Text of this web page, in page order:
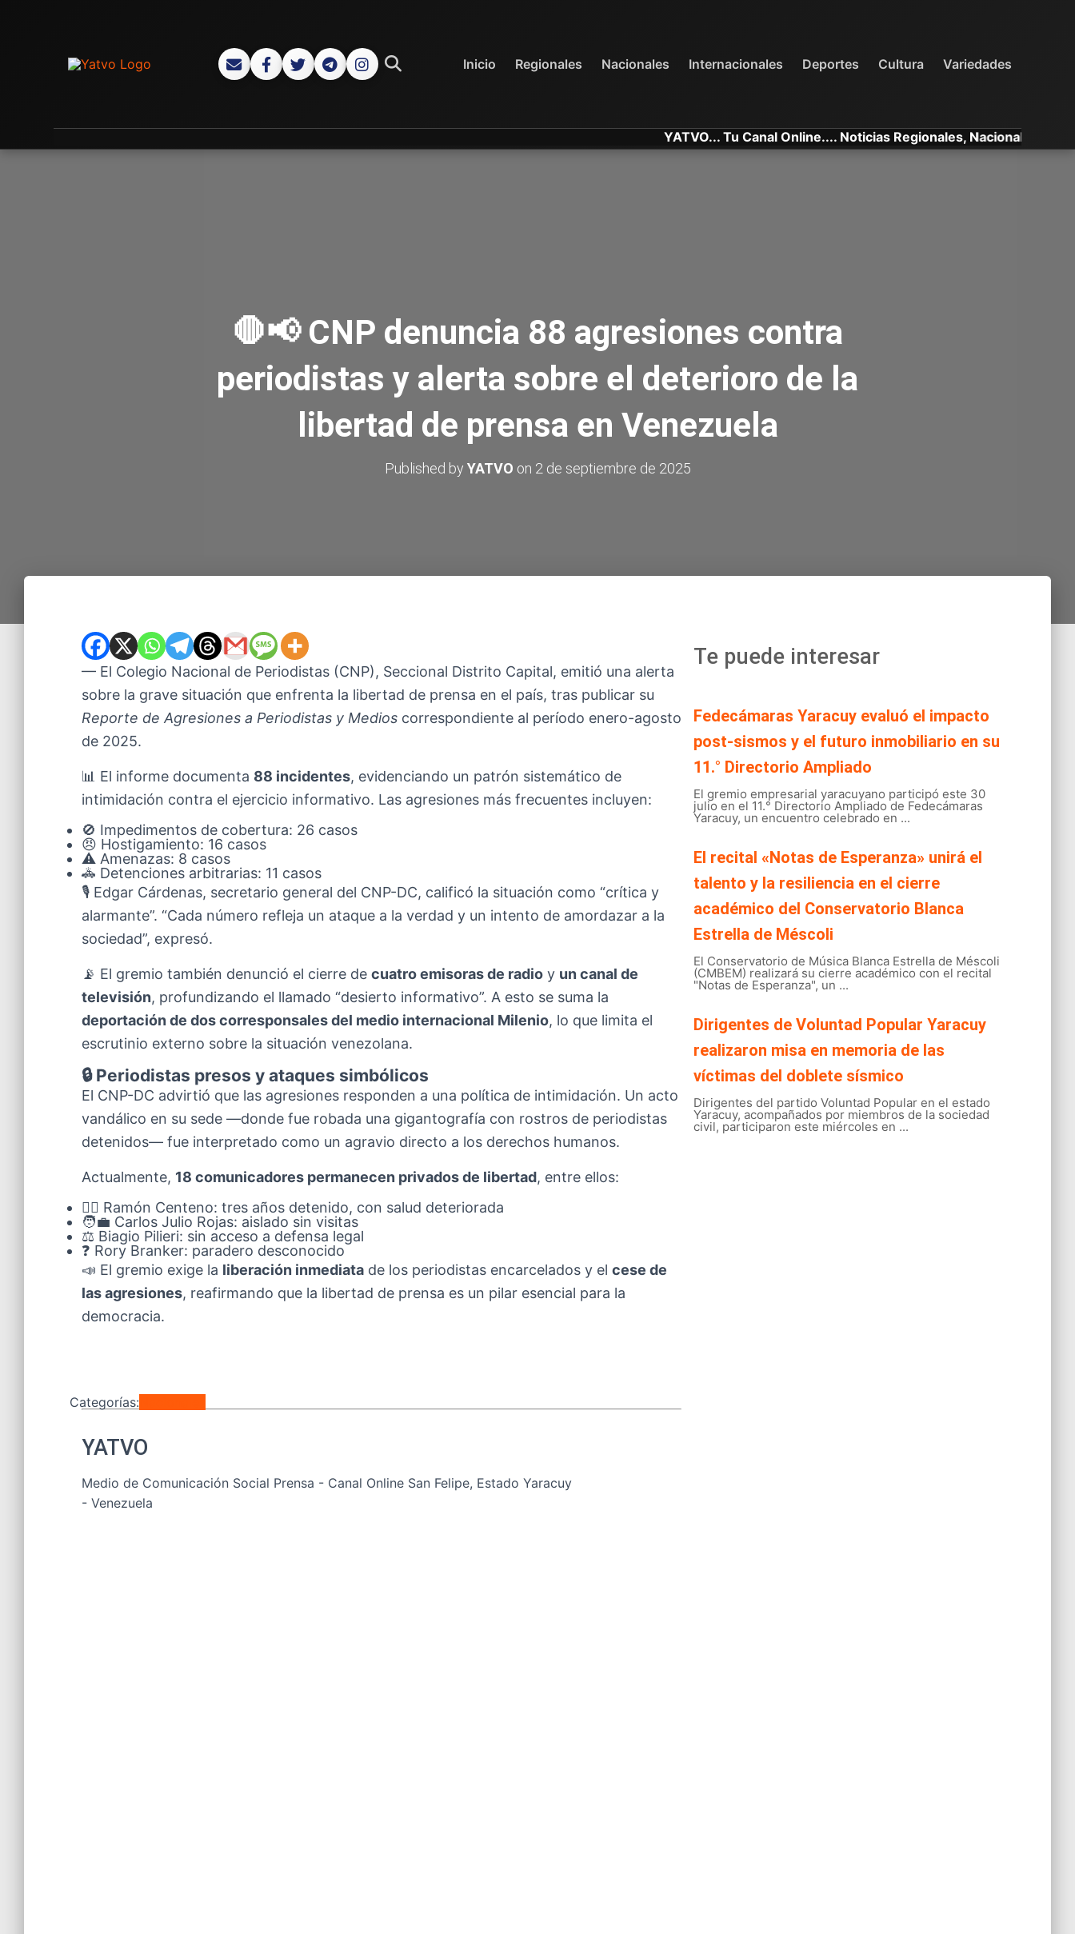
Inicio Regionales Nacionales Internacionales Deportes Cultura Variedades
YATVO... Tu Canal Online.... Noticias Regionales, Nacionales e
🛑📢 CNP denuncia 88 agresiones contra
periodistas y alerta sobre el deterioro de la
libertad de prensa en Venezuela
Published by YATVO on 2 de septiembre de 2025
— El Colegio Nacional de Periodistas (CNP), Seccional Distrito Capital, emitió una alerta
sobre la grave situación que enfrenta la libertad de prensa en el país, tras publicar su
Reporte de Agresiones a Periodistas y Medios correspondiente al período enero-agosto
de 2025.
📊 El informe documenta 88 incidentes, evidenciando un patrón sistemático de
intimidación contra el ejercicio informativo. Las agresiones más frecuentes incluyen:
🚫 Impedimentos de cobertura: 26 casos
😠 Hostigamiento: 16 casos
⚠️ Amenazas: 8 casos
🚓 Detenciones arbitrarias: 11 casos
🎙️ Edgar Cárdenas, secretario general del CNP-DC, calificó la situación como “crítica y
alarmante”. “Cada número refleja un ataque a la verdad y un intento de amordazar a la
sociedad”, expresó.
📡 El gremio también denunció el cierre de cuatro emisoras de radio y un canal de
televisión, profundizando el llamado “desierto informativo”. A esto se suma la
deportación de dos corresponsales del medio internacional Milenio, lo que limita el
escrutinio externo sobre la situación venezolana.
🔒 Periodistas presos y ataques simbólicos
El CNP-DC advirtió que las agresiones responden a una política de intimidación. Un acto
vandálico en su sede —donde fue robada una gigantografía con rostros de periodistas
detenidos— fue interpretado como un agravio directo a los derechos humanos.
Actualmente, 18 comunicadores permanecen privados de libertad, entre ellos:
🧑‍⚖️ Ramón Centeno: tres años detenido, con salud deteriorada
🧑‍💼 Carlos Julio Rojas: aislado sin visitas
⚖️ Biagio Pilieri: sin acceso a defensa legal
❓ Rory Branker: paradero desconocido
📣 El gremio exige la liberación inmediata de los periodistas encarcelados y el cese de
las agresiones, reafirmando que la libertad de prensa es un pilar esencial para la
democracia.
Categorías:
YATVO
Medio de Comunicación Social Prensa - Canal Online San Felipe, Estado Yaracuy
- Venezuela
Te puede interesar
Fedecámaras Yaracuy evaluó el impacto
post-sismos y el futuro inmobiliario en su
11.° Directorio Ampliado
El gremio empresarial yaracuyano participó este 30
julio en el 11.° Directorio Ampliado de Fedecámaras
Yaracuy, un encuentro celebrado en ...
El recital «Notas de Esperanza» unirá el
talento y la resiliencia en el cierre
académico del Conservatorio Blanca
Estrella de Méscoli
El Conservatorio de Música Blanca Estrella de Méscoli
(CMBEM) realizará su cierre académico con el recital
"Notas de Esperanza", un ...
Dirigentes de Voluntad Popular Yaracuy
realizaron misa en memoria de las
víctimas del doblete sísmico
Dirigentes del partido Voluntad Popular en el estado
Yaracuy, acompañados por miembros de la sociedad
civil, participaron este miércoles en ...